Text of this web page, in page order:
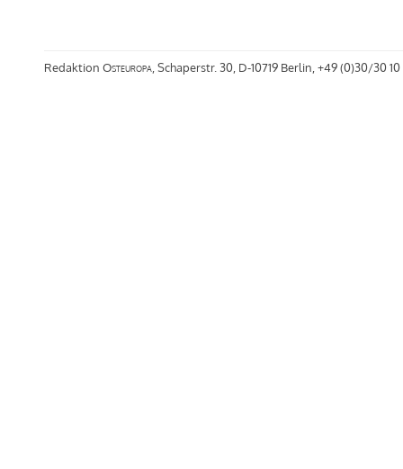
Redaktion Osteuropa, Schaperstr. 30, D-10719 Berlin, +49 (0)30/30